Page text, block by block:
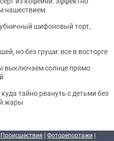
нашествием
шифоновый торт,
но без груши: все в восторге
выключаем солнце прямо
тайно рвануть с детьми без
жары
Происшествия | Фоторепортажи |